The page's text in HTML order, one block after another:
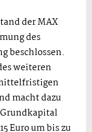
der MAX
des
beschlossen.
weiteren
macht dazu
Euro um bis zu